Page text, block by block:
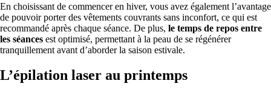
En choisissant de commencer en hiver, vous avez également l’avantage
de pouvoir porter des vêtements couvrants sans inconfort, ce qui est
recommandé après chaque séance. De plus, le temps de repos entre
les séances est optimisé, permettant à la peau de se régénérer
tranquillement avant d’aborder la saison estivale.
L’épilation laser au printemps